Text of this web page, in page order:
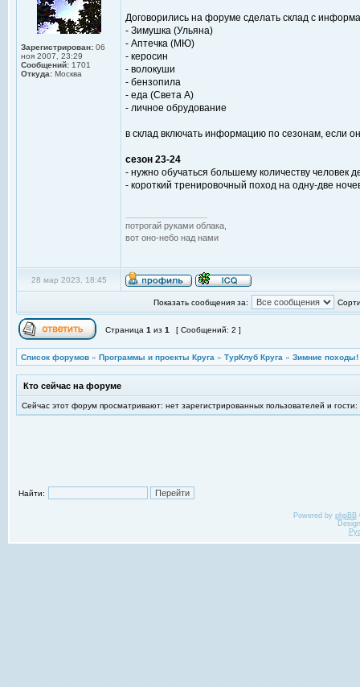
Зарегистрирован: 06
ноя 2007, 23:29
Сообщений: 1701
Откуда: Москва
Договорились на форуме сделать склад с
- Зимушка (Ульяна)
- Аптечка (МЮ)
- керосин
- волокуши
- бензопила
- еда (Света А)
- личное обрудование
в склад включать информацию по сезонам, если
сезон 23-24
- нужно обучаться большему количеству человек
- короткий тренировочный поход на одну-две
потрогай руками облака,
вот оно-небо над нами
28 мар 2023, 18:45
Показать сообщения за:
Страница 1 из 1 [ Сообщений: 2 ]
Список форумов » Программы и проекты Круга » ТурКлуб Круга » Зимние походы!
Кто сейчас на форуме
Сейчас этот форум просматривают: нет зарегистрированных пользователей и гости:
Найти:
Powered by phpBB